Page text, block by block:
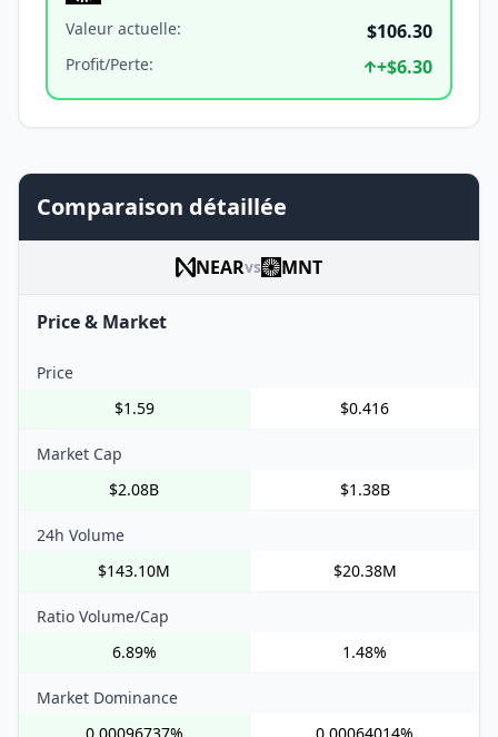
Valeur actuelle: $106.30
Profit/Perte: +$6.30
Comparaison détaillée
NEARvs MNT
Price & Market
Price
$1.59
$0.416
Market Cap
$2.08B
$1.38B
24h Volume
$143.10M
$20.38M
Ratio Volume/Cap
6.89%
1.48%
Market Dominance
0.00096737%
0.00064014%